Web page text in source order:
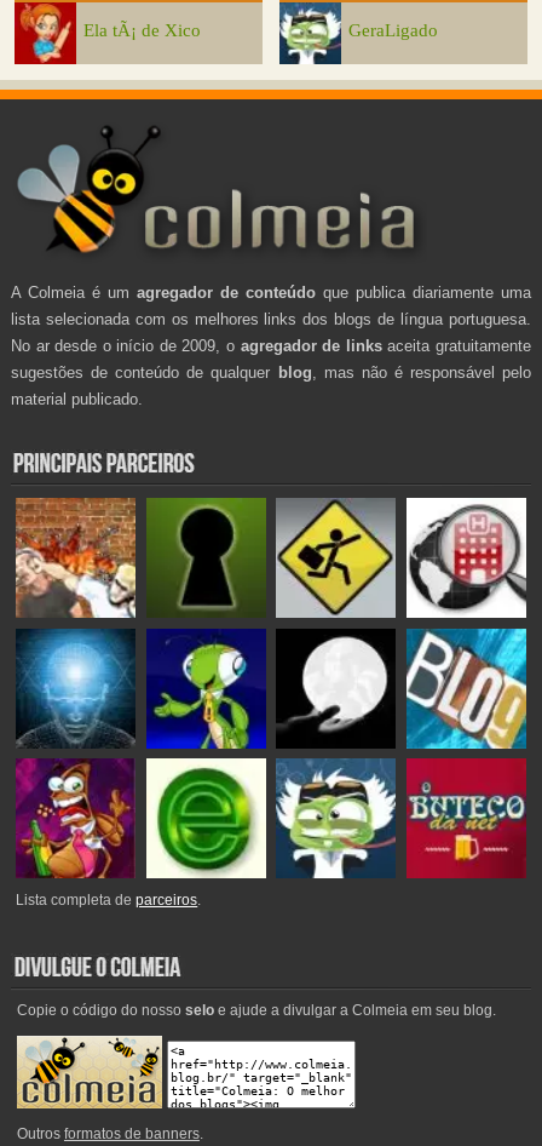
Ela tÃ¡ de Xico GeraLigado
A Colmeia é um agregador de conteúdo que publica diariamente uma
lista selecionada com os melhores links dos blogs de língua portuguesa.
No ar desde o início de 2009, o agregador de linksaceita gratuitamente
sugestões de conteúdo de qualquer blog , mas não é responsável pelo
material publicado.
Lista completa deparceiros.
Copie o código do nosso seloe ajude a divulgar a Colmeia em seu blog.
Outros formatos de banners.